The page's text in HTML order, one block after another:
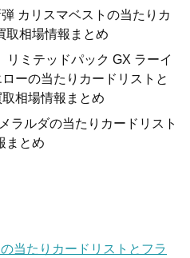
カリスマベストの当たりカ
取相場情報まとめ
リミテッドパック GX ラーイ
ローの当たりカードリストと
取相場情報まとめ
ラルダの当たりカードリスト
まとめ
当たりカードリストとフラ